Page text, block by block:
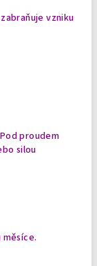
vzniku
proudem
silou